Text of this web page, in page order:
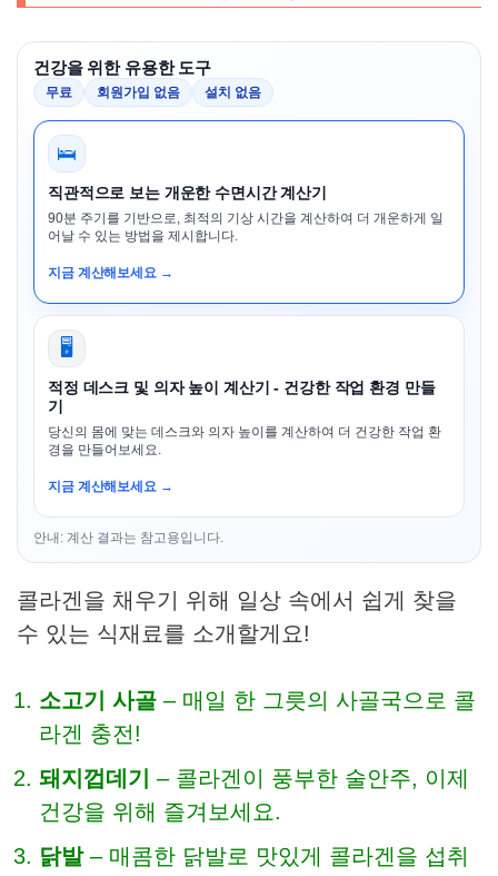
건강을 위한 유용한 도구
무료 회원가입 없음 설치 없음
🛌
직관적으로 보는 개운한 수면시간 계산기
90분 주기를 기반으로, 최적의 기상 시간을 계산하여 더 개운하게 일
어날 수 있는 방법을 제시합니다.
지금 계산해보세요 →
🖥️
적정 데스크 및 의자 높이 계산기 - 건강한 작업 환경 만들
기
당신의 몸에 맞는 데스크와 의자 높이를 계산하여 더 건강한 작업 환
경을 만들어보세요.
지금 계산해보세요 →
안내: 계산 결과는 참고용입니다.
콜라겐을 채우기 위해 일상 속에서 쉽게 찾을
수 있는 식재료를 소개할게요!
소고기 사골 – 매일 한 그릇의 사골국으로 콜
라겐 충전!
돼지껍데기
– 콜라겐이 풍부한 술안주, 이제
건강을 위해 즐겨보세요.
닭발– 매콤한 닭발로 맛있게 콜라겐을 섭취